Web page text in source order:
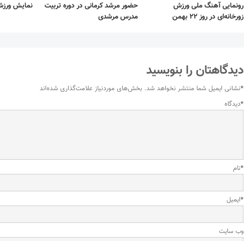
رونمایی آهنگ ملی ورزش
زورخانه‌ای در روز ۲۲ بهمن
حضور مرشد کرمانی در دوره تربیت
مدرس مرشدی
نمایش
دیدگاهتان را بنویسید
نشانی ایمیل شما منتشر نخواهد شد. بخش‌های موردنیاز علامت‌گذاری شده‌اند
*
دیدگاه*
نام*
ایمیل*
وب‌ سایت